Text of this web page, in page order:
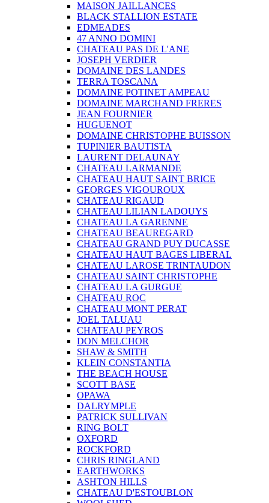
MAISON JAILLANCES
BLACK STALLION ESTATE
EDMEADES
47 ANNO DOMINI
CHATEAU PAS DE L'ANE
JOSEPH VERDIER
DOMAINE DES LANDES
TERRA TOSCANA
DOMAINE POTINET AMPEAU
DOMAINE MARCHAND FRERES
JEAN FOURNIER
HUGUENOT
DOMAINE CHRISTOPHE BUISSON
TUPINIER BAUTISTA
LAURENT DELAUNAY
CHATEAU LARMANDE
CHATEAU HAUT SAINT BRICE
GEORGES VIGOUROUX
CHATEAU RIGAUD
CHATEAU LILIAN LADOUYS
CHATEAU LA GARENNE
CHATEAU BEAUREGARD
CHATEAU GRAND PUY DUCASSE
CHATEAU HAUT BAGES LIBERAL
CHATEAU LAROSE TRINTAUDON
CHATEAU SAINT CHRISTOPHE
CHATEAU LA GURGUE
CHATEAU ROC
CHATEAU MONT PERAT
JOEL TALUAU
CHATEAU PEYROS
DON MELCHOR
SHAW & SMITH
KLEIN CONSTANTIA
THE BEACH HOUSE
SCOTT BASE
OPAWA
DALRYMPLE
PATRICK SULLIVAN
RING BOLT
OXFORD
ROCKFORD
CHRIS RINGLAND
EARTHWORKS
ASHTON HILLS
CHATEAU D'ESTOUBLON